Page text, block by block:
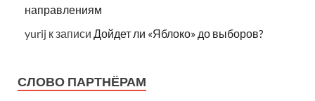
направлениям
yurij к записи Дойдет ли «Яблоко» до выборов?
СЛОВО ПАРТНЁРАМ